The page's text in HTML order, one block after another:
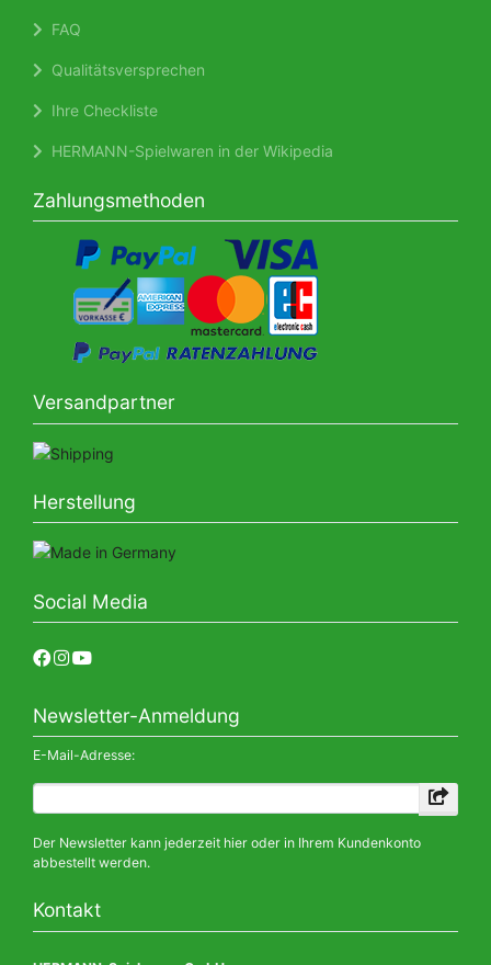
FAQ
Qualitätsversprechen
Ihre Checkliste
HERMANN-Spielwaren in der Wikipedia
Zahlungsmethoden
Versandpartner
Herstellung
Social Media
Newsletter-Anmeldung
E-Mail-Adresse:
Der Newsletter kann jederzeit hier oder in Ihrem Kundenkonto
abbestellt werden.
Kontakt